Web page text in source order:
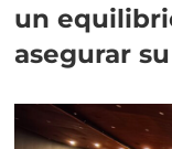
un
asegurar